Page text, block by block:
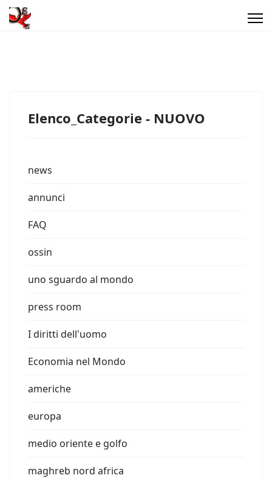
Elenco_Categorie - NUOVO
news
annunci
FAQ
ossin
uno sguardo al mondo
press room
I diritti dell'uomo
Economia nel Mondo
americhe
europa
medio oriente e golfo
maghreb nord africa